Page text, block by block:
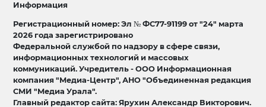
Информация
Регистрационный номер: Эл № ФС77-91199 от "24" марта
2026 года зарегистрировано
Федеральной службой по надзору в сфере связи,
информационных технологий и массовых
коммуникаций. Учредитель - ООО Информационная
компания "Медиа-Центр", АНО "Объединенная редакция
СМИ "Медиа Урала".
Главный редактор сайта: Ярухин Александр Викторович.